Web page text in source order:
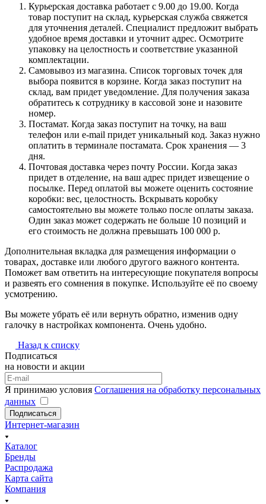
Курьерская доставка работает с 9.00 до 19.00. Когда
товар поступит на склад, курьерская служба свяжется
для уточнения деталей. Специалист предложит выбрать
удобное время доставки и уточнит адрес. Осмотрите
упаковку на целостность и соответствие указанной
комплектации.
Самовывоз из магазина. Список торговых точек для
выбора появится в корзине. Когда заказ поступит на
склад, вам придет уведомление. Для получения заказа
обратитесь к сотруднику в кассовой зоне и назовите
номер.
Постамат. Когда заказ поступит на точку, на ваш
телефон или e-mail придет уникальный код. Заказ нужно
оплатить в терминале постамата. Срок хранения — 3
дня.
Почтовая доставка через почту России. Когда заказ
придет в отделение, на ваш адрес придет извещение о
посылке. Перед оплатой вы можете оценить состояние
коробки: вес, целостность. Вскрывать коробку
самостоятельно вы можете только после оплаты заказа.
Один заказ может содержать не больше 10 позиций и
его стоимость не должна превышать 100 000 р.
Дополнительная вкладка для размещения информации о
товарах, доставке или любого другого важного контента.
Поможет вам ответить на интересующие покупателя вопросы
и развеять его сомнения в покупке. Используйте её по своему
усмотрению.
Вы можете убрать её или вернуть обратно, изменив одну
галочку в настройках компонента. Очень удобно.
Назад к списку
Подписаться
на новости и акции
Я принимаю условия Соглашения на обработку персональных
данных
Подписаться
Интернет-магазин
Каталог
Бренды
Распродажа
Карта сайта
Компания